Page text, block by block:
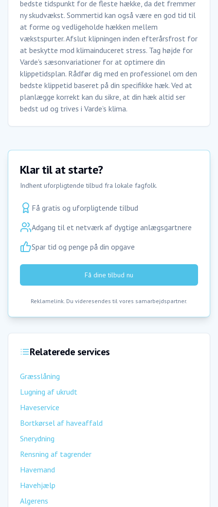
bedste tidspunkt for de fleste hække, da det fremmer
ny skudvækst. Sommertid kan også være en god tid til
at forme og vedligeholde hækken mellem
vækstspurter. Afslut klipningen inden efterårsfrost for
at beskytte mod klimainduceret stress. Tag højde for
Varde's sæsonvariationer for at optimere din
klippetidsplan. Rådfør dig med en professionel om den
bedste klippetid baseret på din specifikke hæk. Ved at
planlægge korrekt kan du sikre, at din hæk altid ser
bedst ud og trives i Varde’s klima.
Klar til at starte?
Indhent uforpligtende tilbud fra lokale fagfolk.
Få gratis og uforpligtende tilbud
Adgang til et netværk af dygtige anlægsgartnere
Spar tid og penge på din opgave
Få dine tilbud nu
Reklamelink. Du videresendes til vores samarbejdspartner.
Relaterede services
Græsslåning
Lugning af ukrudt
Haveservice
Bortkørsel af haveaffald
Snerydning
Rensning af tagrender
Havemand
Havehjælp
Algerens